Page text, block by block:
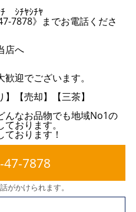
ﾁﾔ
7878》までお電話くださ
店へ
迎でございます。
】【売却】【三茶】
んなお品物でも地域No1の
おります。
おります！
47-7878
がかけられます。